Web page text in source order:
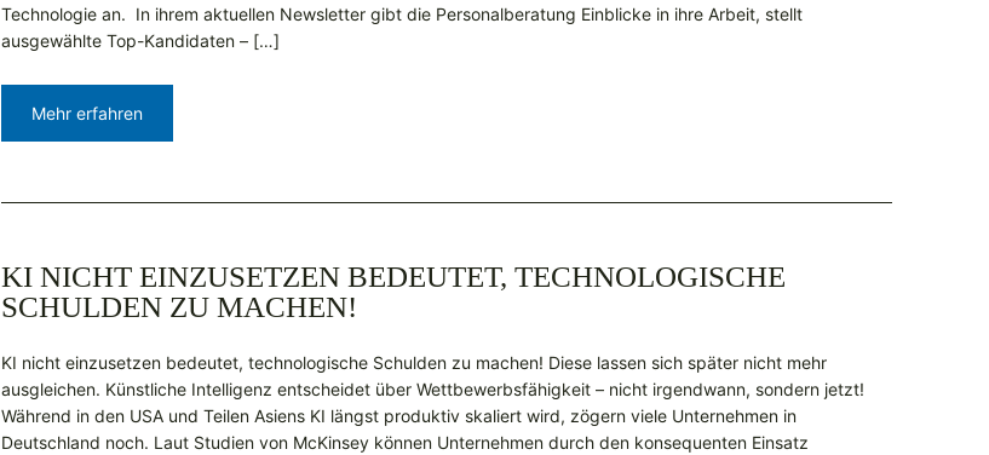
Technologie an. In ihrem aktuellen Newsletter gibt die Personalberatung Einblicke in ihre Arbeit, stellt
ausgewählte Top-Kandidaten – […]
Mehr erfahren
KI NICHT EINZUSETZEN BEDEUTET, TECHNOLOGISCHE
SCHULDEN ZU MACHEN!
KI nicht einzusetzen bedeutet, technologische Schulden zu machen! Diese lassen sich später nicht mehr
ausgleichen. Künstliche Intelligenz entscheidet über Wettbewerbsfähigkeit – nicht irgendwann, sondern jetzt!
Während in den USA und Teilen Asiens KI längst produktiv skaliert wird, zögern viele Unternehmen in
Deutschland noch. Laut Studien von McKinsey können Unternehmen durch den konsequenten Einsatz